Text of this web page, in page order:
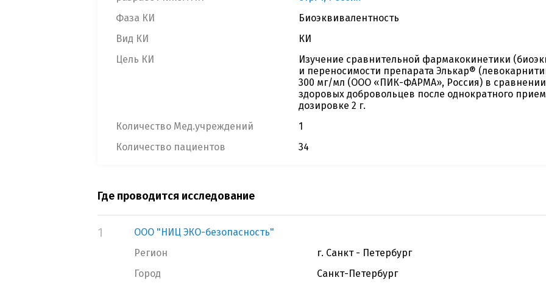
Фаза КИ
Биоэквивалентность
Вид КИ
КИ
Цель КИ
Изучение сравнительной фармакокинетики
и переносимости препарата Элькар®
300 мг/мл (ООО «ПИК-ФАРМА», Россия) в
здоровых добровольцев после однократного
дозировке 2 г.
Количество Мед.учреждений
1
Количество пациентов
34
Где проводится исследование
1
ООО "НИЦ ЭКО-безопасность"
Регион
г. Санкт - Петербург
Город
Санкт-Петербург